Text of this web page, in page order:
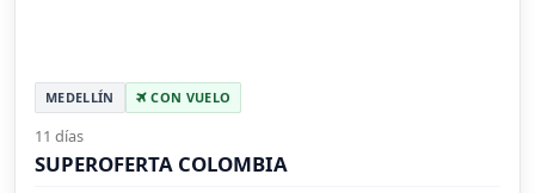
MEDELLÍN CON VUELO
11 días
SUPEROFERTA COLOMBIA